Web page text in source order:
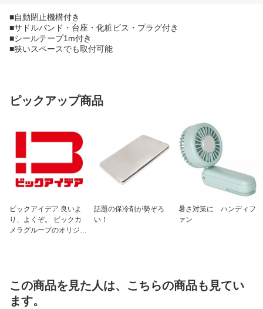
■自動閉止機構付き
■サドルバンド・台座・化粧ビス・プラグ付き
■シールテープ1m付き
■狭いスペースでも取付可能
ピックアップ商品
ビックアイデア 良いよ
り、よくぞ。 ビックカ
メラグループのオリジナ
話題の保冷剤が勢ぞろ
い！
暑さ対策に ハンディフ
ァン
この商品を見た人は、こちらの商品も見てい
ます。